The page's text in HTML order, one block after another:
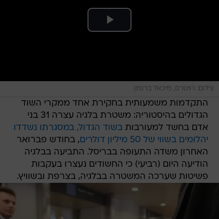
צילום: רויטרס, מיכאל ברגמן
התקדמות משמעותית בחקירת אחד ממקרי השוד
הגדולים בהיסטוריה: משטרת בלגיה עצרה 31 בני
אדם בחשד למעורבותבשוד הגדול, במסגרתו נשדדו
יהלומים בשווי של 50 מיליון דולרים
, בחודש פברואר
האחרון משדה התעופה בבריסל. התביעה בבלגיה
הודיעה היום (רביעי) כי החשודים נעצרו בעקבות
פשיטות שערכה המשטרה בבלגיה, בצרפת ובשוויץ.